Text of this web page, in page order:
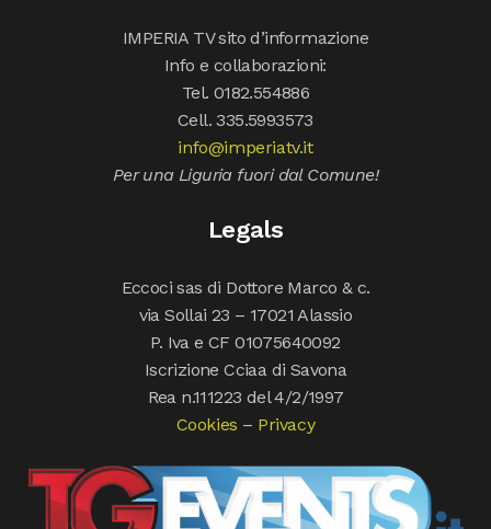
IMPERIA TV sito d’informazione
Info e collaborazioni:
Tel. 0182.554886
Cell. 335.5993573
info@imperiatv.it
Per una Liguria fuori dal Comune!
Legals
Eccoci sas di Dottore Marco & c.
via Sollai 23 – 17021 Alassio
P. Iva e CF 01075640092
Iscrizione Cciaa di Savona
Rea n.111223 del 4/2/1997
Cookies – Privacy